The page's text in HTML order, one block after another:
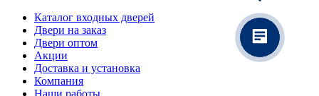
Каталог входных дверей
Двери на заказ
Двери оптом
Акции
Доставка и установка
Компания
Наши работы